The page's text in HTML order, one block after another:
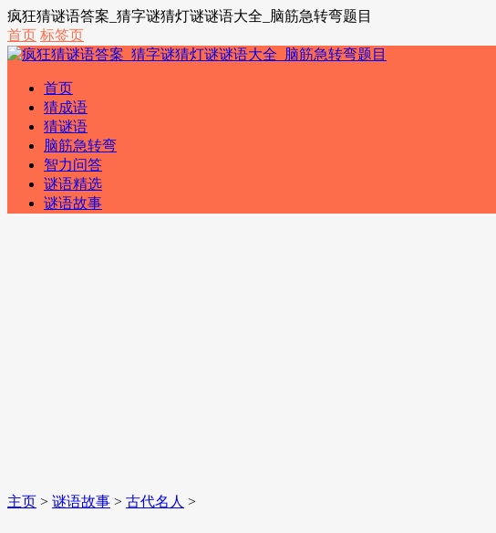
疯狂猜谜语答案_猜字谜猜灯谜谜语大全_脑筋急转弯题目
首页 标签页
首页
猜成语
猜谜语
脑筋急转弯
智力问答
谜语精选
谜语故事
主页 > 谜语故事 > 古代名人 >